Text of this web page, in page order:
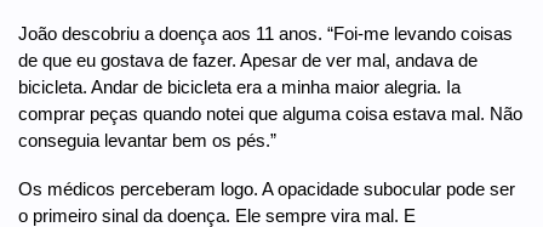
João descobriu a doença aos 11 anos. “Foi-me levando coisas
de que eu gostava de fazer. Apesar de ver mal, andava de
bicicleta. Andar de bicicleta era a minha maior alegria. Ia
comprar peças quando notei que alguma coisa estava mal. Não
conseguia levantar bem os pés.”
Os médicos perceberam logo. A opacidade subocular pode ser
o primeiro sinal da doença. Ele sempre vira mal. E